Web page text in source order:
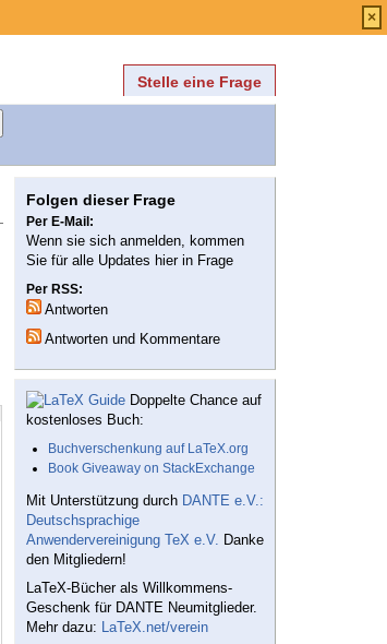
Stelle eine Frage
Folgen dieser Frage
Per E-Mail:
Wenn sie sich anmelden, kommen
Sie für alle Updates hier in Frage
Per RSS:
Antworten
Antworten und Kommentare
Doppelte Chance auf
kostenloses Buch:
Buchverschenkung auf LaTeX.org
Book Giveaway on StackExchange
Mit Unterstützung durch DANTE e.V.:
Deutschsprachige
Anwendervereinigung TeX e.V. Danke
den Mitgliedern!
LaTeX-Bücher als Willkommens-
Geschenk für DANTE Neumitglieder.
Mehr dazu: LaTeX.net/verein
×